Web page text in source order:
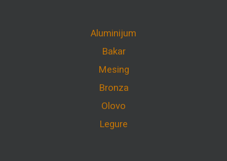
Aluminijum
Bakar
Mesing
Bronza
Olovo
Legure